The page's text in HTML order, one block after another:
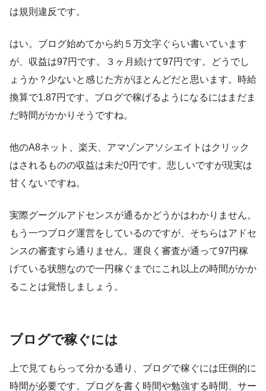
は規則違反です。
はい。ブログ始めてから約５万文字ぐらい書いています
が、収益は97円です。３ヶ月続けて97円です。どうでし
ょうか？少ないと感じた方がほとんどだと思います。時給
換算で1.87円です。ブログで稼げるようになるにはまだま
だ時間がかかりそうですね。
他のA8ネット、楽天、アマゾンアソシエイトはクリック
はされるものの収益は未だ0円です。悲しいですが現実は
甘くないですね。
実際グーグルアドセンスが通るかどうかはわかりません。
もう一つブログ運営をしているのですが、そちらはアドセ
ンスの審査すら通りません。運良く審査が通って97円稼
げている状態なので一円稼ぐまでにこれ以上の時間がかか
ることは覚悟しましょう。
ブログで稼ぐには
上で見てもらって分かる通り、ブログで稼ぐには圧倒的に
時間が必要です。ブログを書く時間や勉強する時間、サー